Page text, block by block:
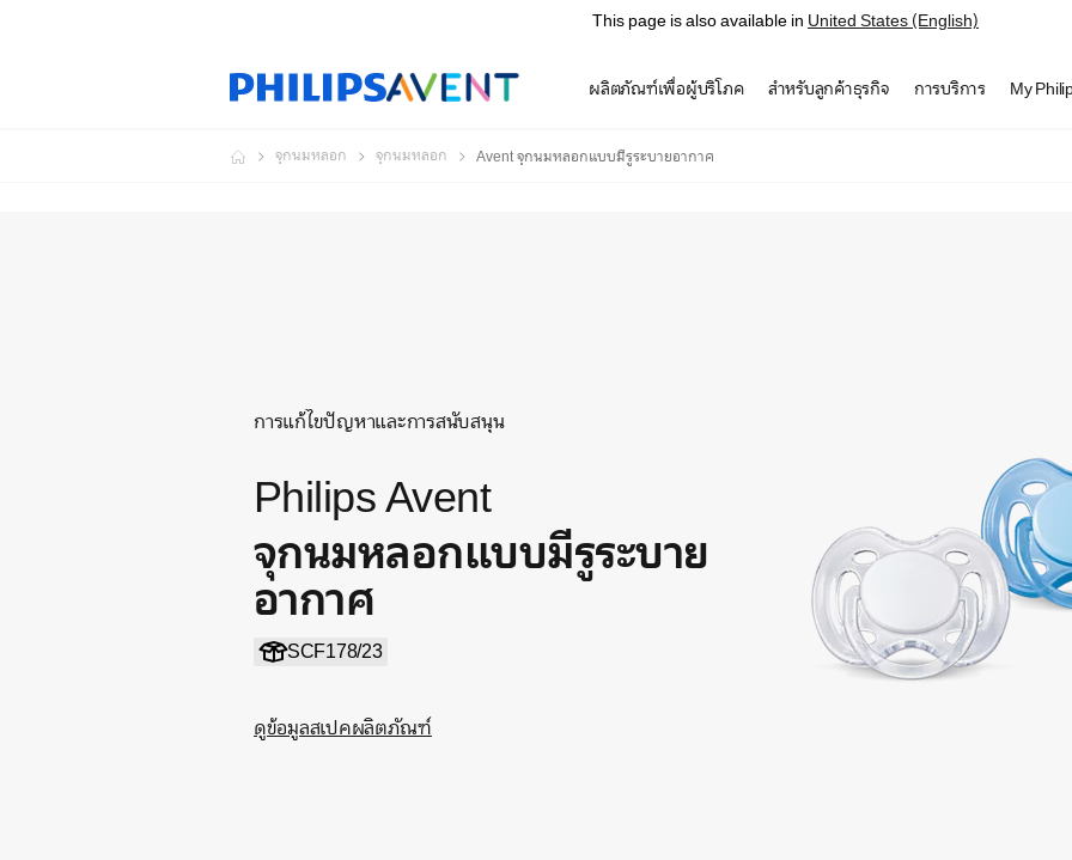
This page is also available inUnited States (English)
ผลิตภัณฑ์เพื่อผู้บริโภค สำหรับลูกค้าธุรกิจ การบริการ My
จุกนมหลอก จุกนมหลอก Avent จุกนมหลอกแบบมีรูระบายอากาศ
การแก้ไขปัญหาและการสนับสนุน
Philips Avent
จุกนมหลอกแบบมีรูระบาย
อากาศ
SCF178/23
ดูข้อมูลสเปคผลิตภัณฑ์